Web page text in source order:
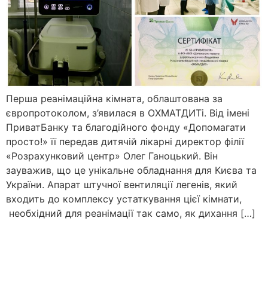
Перша реанімаційна кімната, облаштована за
європротоколом, з’явилася в ОХМАТДИТі. Від імені
ПриватБанку та благодійного фонду «Допомагати
просто!» її передав дитячій лікарні директор філії
«Розрахунковий центр» Олег Ганоцький. Він
зауважив, що це унікальне обладнання для Києва та
України. Апарат штучної вентиляції легенів, який
входить до комплексу устаткування цієї кімнати,
необхідний для реанімації так само, як дихання […]